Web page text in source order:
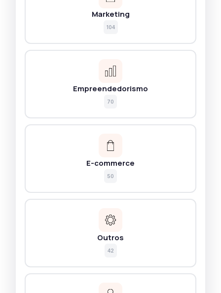
Marketing
104
Empreendedorismo
70
E-commerce
50
Outros
42